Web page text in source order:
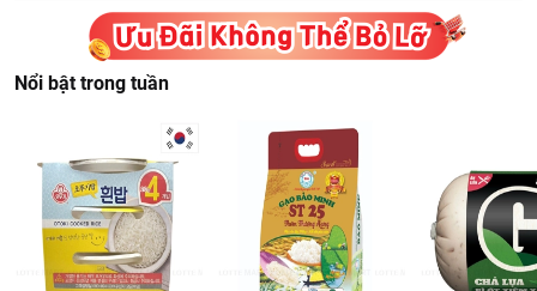
Nổi bật trong tuần